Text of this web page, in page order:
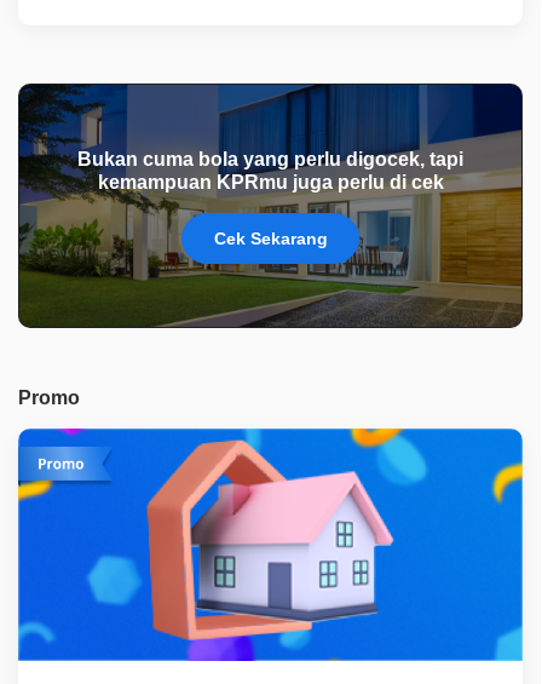
Bukan cuma bola yang perlu digocek, tapi
kemampuan KPRmu juga perlu di cek
Cek Sekarang
Promo